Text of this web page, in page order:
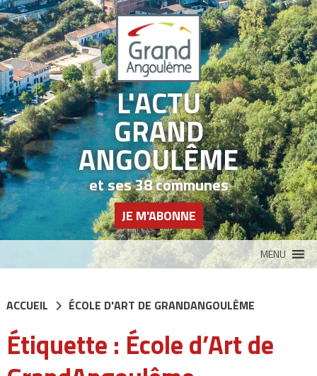
L'ACTU
GRAND
ANGOULÊME
et ses 38 communes
JE M'ABONNE
MENU
ACCUEIL ÉCOLE D'ART DE GRANDANGOULÊME
Étiquette : École d’Art de
Panneau de gestion des cookies